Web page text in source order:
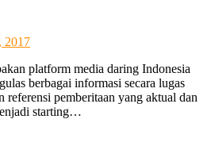
2017
platform media daring Indonesia
berbagai informasi secara lugas
pemberitaan yang aktual dan
starting…